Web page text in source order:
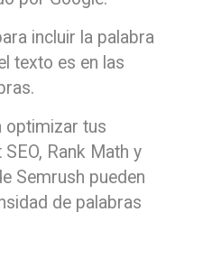
incluir la palabra
texto es en las
optimizar tus
Rank Math y
Semrush pueden
de palabras